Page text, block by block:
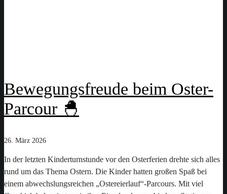
Bewegungsfreude beim Oster-
Parcour 🐣
26. März 2026
In der letzten Kinderturnstunde vor den Osterferien drehte sich alles
rund um das Thema Ostern. Die Kinder hatten großen Spaß bei
einem abwechslungsreichen „Ostereierlauf“-Parcours. Mit viel